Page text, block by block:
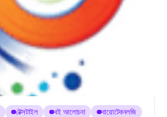
টেক্সটাইল বই আলোচনা
বায়োটেকনলজি